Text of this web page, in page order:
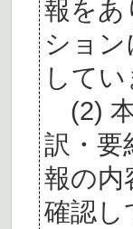
報をあ
ショ
してい
(2)
訳・要
報の内
確認し